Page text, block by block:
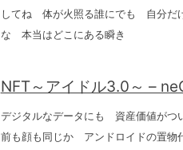
してね 体が火照る誰にでも 自分
な 本当はどこにある瞬き
NFT～アイドル3.0～ –
デジタルなデータにも 資産価値がつ
前も顔も同じか アンドロイドの置物